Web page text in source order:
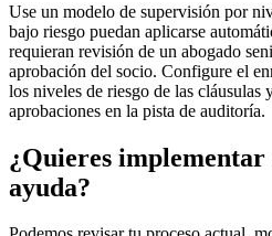
Use un modelo de supervisión por
bajo riesgo puedan aplicarse
requieran revisión de un abogado
aprobación del socio. Configure el
los niveles de riesgo de las cláusulas
aprobaciones en la pista de auditoría.
¿Quieres implementar
ayuda?